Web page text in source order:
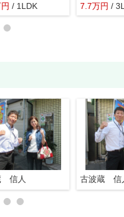
円 / 1LDK 7.7万円 /
信人 古波蔵 信